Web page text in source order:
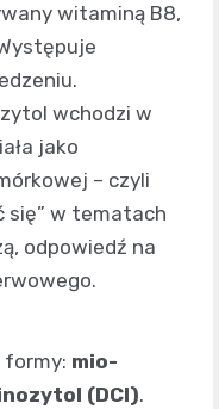
witaminą B8,
wchodzi w
jako
– czyli
się” w tematach
odpowiedź na
formy: mio-
(DCI).